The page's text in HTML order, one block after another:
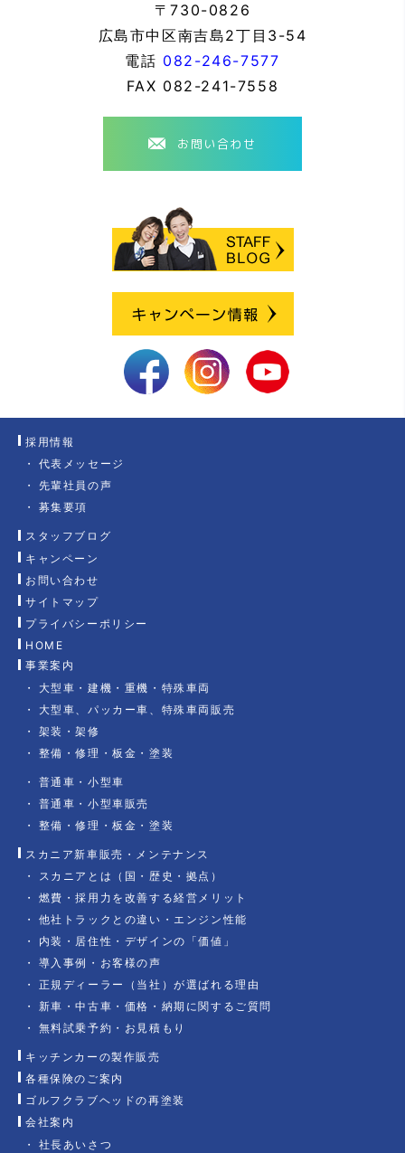
〒730-0826
広島市中区南吉島2丁目3-54
電話 082-246-7577
FAX 082-241-7558
お問い合わせ
HOME
事業案内
大型車・建機・重機・特殊車両
大型車、パッカー車、特殊車両販売
架装・架修
整備・修理・板金・塗装
普通車・小型車
普通車・小型車販売
整備・修理・板金・塗装
スカニア新車販売・メンテナンス
スカニアとは（国・歴史・拠点）
燃費・採用力を改善する経営メリット
他社トラックとの違い・エンジン性能
内装・居住性・デザインの「価値」
導入事例・お客様の声
正規ディーラー（当社）が選ばれる理由
新車・中古車・価格・納期に関するご質問
無料試乗予約・お見積もり
キッチンカーの製作販売
各種保険のご案内
ゴルフクラブヘッドの再塗装
会社案内
社長あいさつ
採用情報
代表メッセージ
先輩社員の声
募集要項
スタッフブログ
キャンペーン
お問い合わせ
サイトマップ
プライバシーポリシー